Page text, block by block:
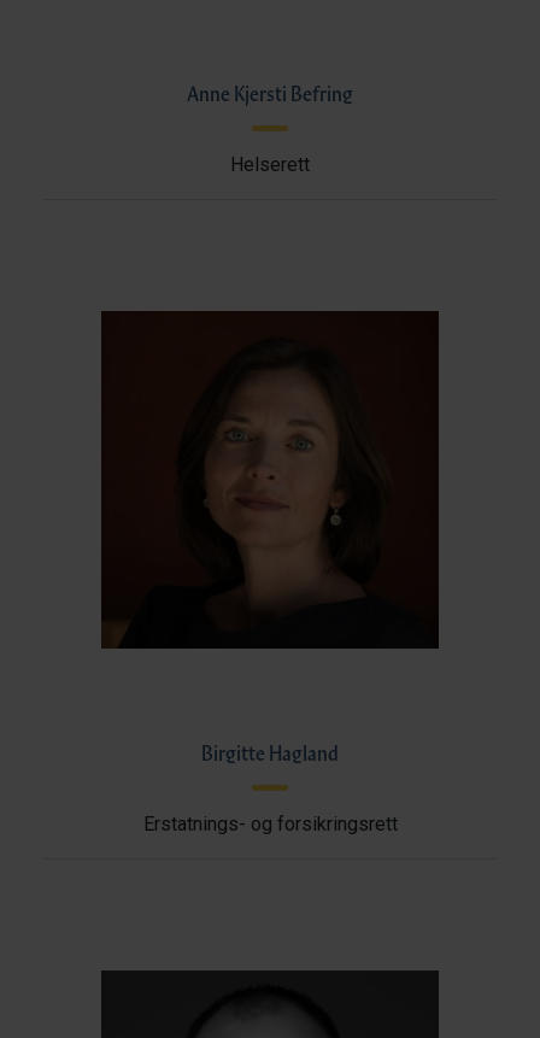
Anne Kjersti Befring
Helserett
Birgitte Hagland
Erstatnings- og forsikringsrett